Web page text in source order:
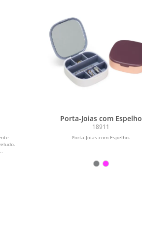
Porta-Joias com Espelho
18911
Porta-Joias com Espelho.